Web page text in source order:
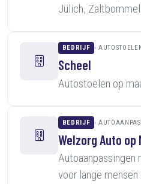
Jülich,
BEDRIJF
Scheel
Autostoelen op
BEDRIJF
Welzorg Auto op
Autoaanpassingen
voor lange